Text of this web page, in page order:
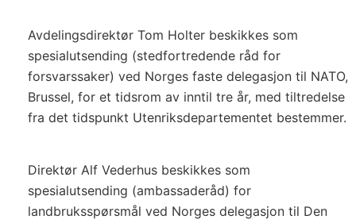
Avdelingsdirektør Tom Holter beskikkes som
spesialutsending (stedfortredende råd for
forsvarssaker) ved Norges faste delegasjon til NATO,
Brussel, for et tidsrom av inntil tre år, med tiltredelse
fra det tidspunkt Utenriksdepartementet bestemmer.
Direktør Alf Vederhus beskikkes som
spesialutsending (ambassaderåd) for
landbruksspørsmål ved Norges delegasjon til Den